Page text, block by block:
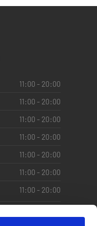
11:00 - 20:00
11:00 - 20:00
11:00 - 20:00
11:00 - 20:00
11:00 - 20:00
11:00 - 20:00
11:00 - 20:00